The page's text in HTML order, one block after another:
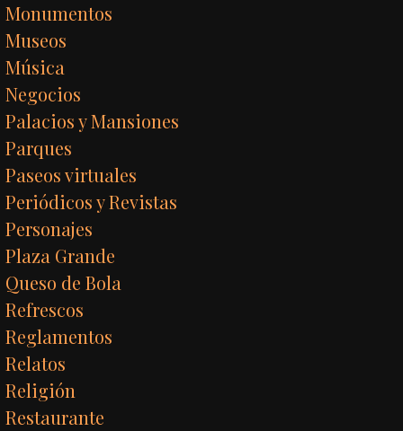
Monumentos
Museos
Música
Negocios
Palacios y Mansiones
Parques
Paseos virtuales
Periódicos y Revistas
Personajes
Plaza Grande
Queso de Bola
Refrescos
Reglamentos
Relatos
Religión
Restaurante